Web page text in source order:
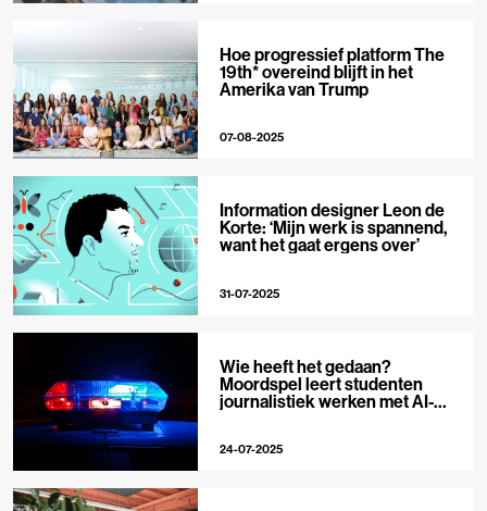
Hoe progressief platform The
19th* overeind blijft in het
Amerika van Trump
07-08-2025
Information designer Leon de
Korte: ‘Mijn werk is spannend,
want het gaat ergens over’
31-07-2025
Wie heeft het gedaan?
Moordspel leert studenten
journalistiek werken met AI-
24-07-2025